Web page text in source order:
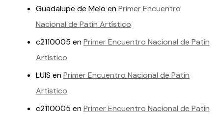
Guadalupe de Melo enPrimer Encuentro
Nacional de Patín Artístico
c2110005 enPrimer Encuentro Nacional de Patín
Artístico
LUIS enPrimer Encuentro Nacional de Patín
Artístico
c2110005 enPrimer Encuentro Nacional de Patín